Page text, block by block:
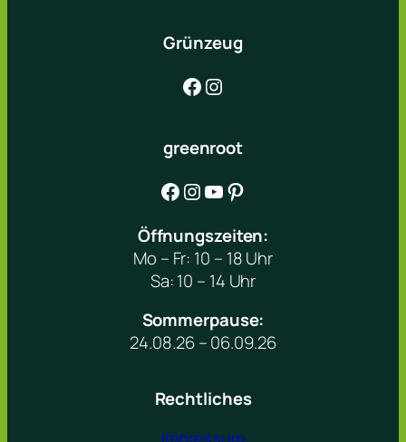
Grünzeug
Facebook Instagram
greenroot
Facebook Instagram YouTube Pinterest
Öffnungszeiten:
Mo – Fr: 10 – 18 Uhr
Sa: 10 – 14 Uhr
Sommerpause:
24.08.26 – 06.09.26
Rechtliches